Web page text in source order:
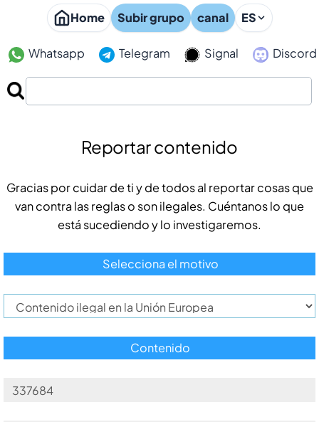
Home Subir grupo canal ES
Whatsapp Telegram Signal Discord
Reportar contenido
Gracias por cuidar de ti y de todos al reportar cosas que
van contra las reglas o son ilegales. Cuéntanos lo que
está sucediendo y lo investigaremos.
Selecciona el motivo
Contenido